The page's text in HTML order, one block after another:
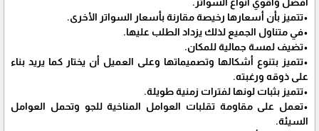
•تتميز بأن أسعارها رخيصة مقارنة بأسعار السواتر الأخرى.
•في متناول الجميع لذلك يزداد الطلب عليها.
•تضيف لمسة جمالية للمكان.
•تتميز بتنوع أشكالها وتصميماتها وعلى العميل أن يختار كما يريد بناء
على ذوقه ورغبته.
•تتميز بثبات لونها لفترات زمنية طويلة.
•تعمل على مقاومة تقلبات العوامل المناخية للجو وتحمل العوامل
السيئة.